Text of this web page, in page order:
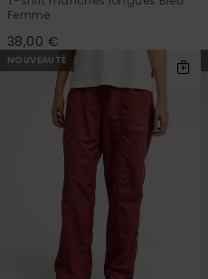
Femme
38,00 €
NOUVEAUTÉ